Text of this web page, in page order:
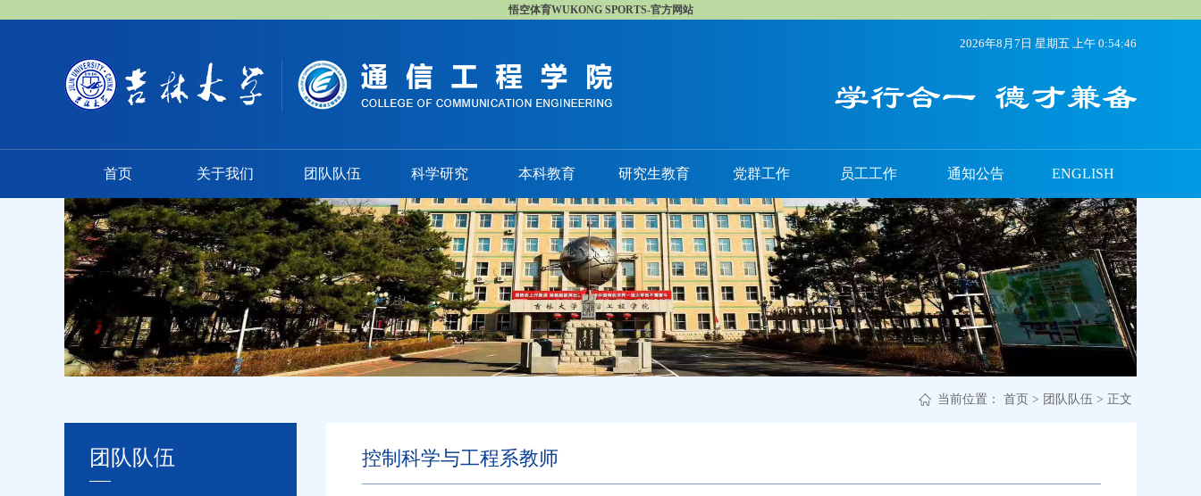
悟空体育WUKONG SPORTS-官方网站
2026年8月7日 星期五 上午 0:54:47
首页 关于我们 团队队伍 科学研究 本科教育 研究生教育 党群工作 员工工作 通知公告 ENGLISH
当前位置： 首页 > 团队队伍 > 正文
团队队伍 控制科学与工程系教师